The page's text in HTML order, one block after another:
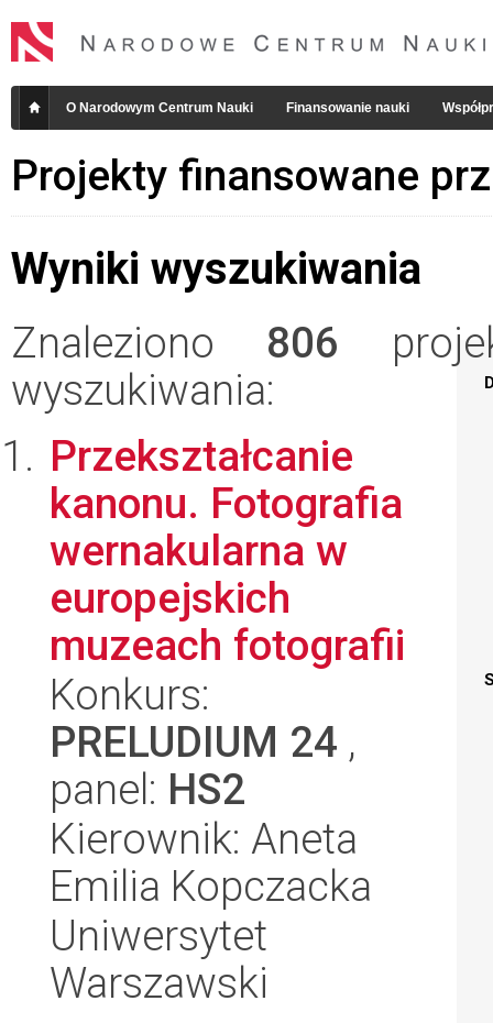
O Narodowym Centrum Nauki Finansowanie nauki
Projekty finansowane
Wyniki wyszukiwania
Znaleziono 806
wyszukiwania:
Przekształcanie
kanonu. Fotografia
wernakularna w
europejskich
muzeach fotografii
Konkurs:
PRELUDIUM 24 ,
panel: HS2
Kierownik: Aneta
Emilia Kopczacka
Uniwersytet
Warszawski